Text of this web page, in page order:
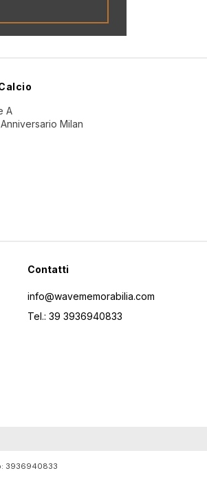
A
Milan
Contatti
info@wavememorabilia.com
Tel.: 39 3936940833
3936940833